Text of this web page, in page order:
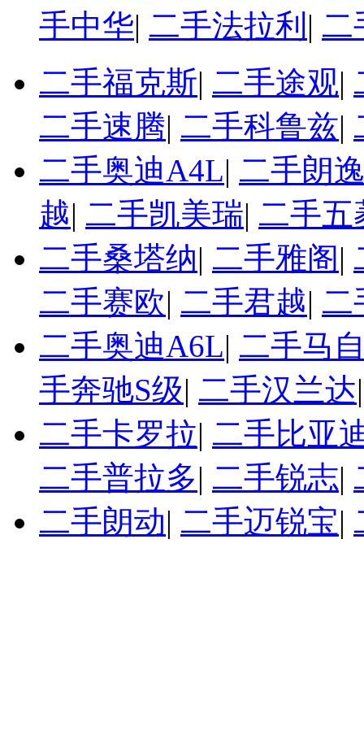
手中华| 二手法拉利 | 二
二手福克斯| 二手途观|
二手速腾| 二手科鲁兹|
二手奥迪A4L| 二手朗
越| 二手凯美瑞| 二手五
二手桑塔纳| 二手雅阁|
二手赛欧| 二手君越| 二
二手奥迪A6L| 二手马
手奔驰S级| 二手汉兰达
二手卡罗拉| 二手比亚
二手普拉多| 二手锐志|
二手朗动| 二手迈锐宝|